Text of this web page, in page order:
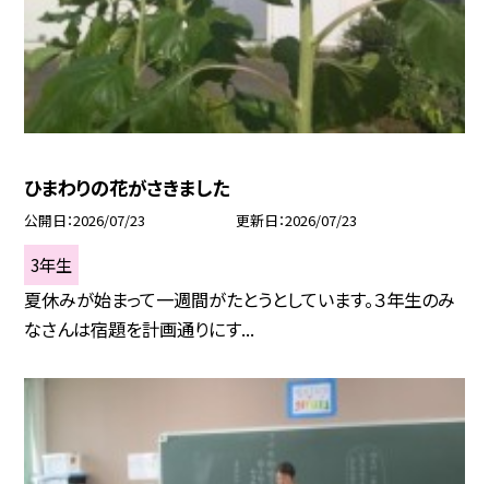
ひまわりの花がさきました
公開日 2026/07/23 更新日 2026/07/23
3年生
夏休みが始まって一週間がたとうとしています。３年生のみ
なさんは宿題を計画通りにす...